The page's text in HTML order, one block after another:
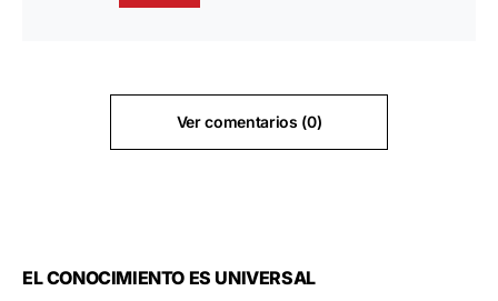
Ver comentarios (0)
EL CONOCIMIENTO ES UNIVERSAL